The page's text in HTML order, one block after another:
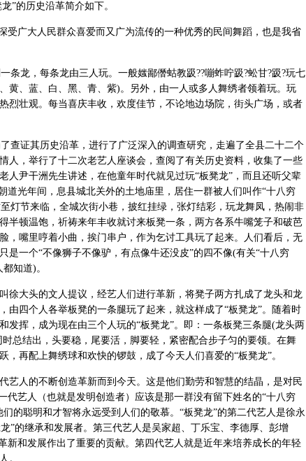
”的历史沿革简介如下。
广大人民群众喜爱而又广为流传的一种优秀的民间舞蹈，也是我省
龙，每条龙由三人玩。一般媸鄙僭蛄教趿??嘣蚱咛趿?蚣甘?趿?玩七
黄、蓝、白、黑、青、紫)。另外，由一人或多人舞绣者领着玩。玩
烈壮观。每当喜庆丰收，欢度佳节，不论地边场院，街头广场，或者
证其历史沿革，进行了广泛深入的调查研究，走遍了全县二十二个
人，举行了十二次老艺人座谈会，查阅了有关历史资料，收集了一些
人尹干洲先生讲述，在他童年时代就见过玩“板凳龙”，而且还听父辈
道光年间，息县城北关外的土地庙里，居住一群被人们叫作“十八穷
灯节来临，全城次街小巷，披红挂绿，张灯结彩，玩龙舞凤，热闹非
半顿温饱，祈祷来年丰收就讨来板凳一条，两方各系牛嘴笼子和破芭
，嘴里哼着小曲，挨门串户，作为乞讨工具玩了起来。人们看后，无
是一个“不像狮子不像驴，有点像牛还没皮”的四不像(有关“十八穷
知道)。
大头的文人提议，经艺人们进行革新，将凳子两方扎成了龙头和龙
由四个人各举板凳的一条腿玩了起来，就这样成了“板凳龙”。随着时
发挥，成为现在由三个人玩的“板凳龙”。即：一条板凳三条腿(龙头两
总结出，头要稳，尾要活，脚要轻，紧密配合步子匀的要领。在舞
，再配上舞绣球和欢快的锣鼓，成了今天人们喜爱的“板凳龙”。
艺人的不断创造革新而到今天。这是他们勤劳和智慧的结晶，是对民
代艺人（也就是发明创造者）应该是那一群没有留下姓名的“十八穷
的聪明和才智将永远受到人们的敬慕。“板凳龙”的第二代艺人是徐永
”的继承和发展者。第三代艺人是吴家超、丁乐宝、李德厚、彭增
新和发展作出了重要的贡献。第四代艺人就是近年来培养成长的年轻
。